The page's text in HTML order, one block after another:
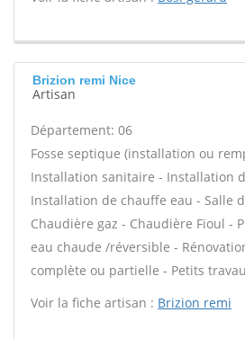
Brizion remi Nice
Artisan
Département: 06
Fosse septique (installation ou
Installation sanitaire - Installation
Installation de chauffe eau - Salle
Chaudière gaz - Chaudière Fioul -
eau chaude /réversible -
complète ou partielle - Petits
Voir la fiche artisan : Brizion remi